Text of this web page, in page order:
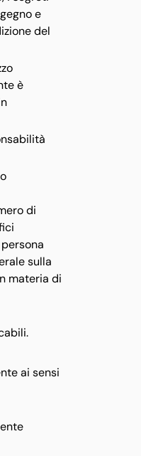
e
del
è
di
sulla
materia di
ai sensi